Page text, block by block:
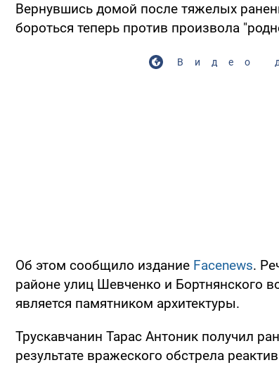
Вернувшись домой после тяжелых
бороться теперь против произвола
Видео
Об этом сообщило издание Facenews.
районе улиц Шевченко и Бортнянского
является памятником архитектуры.
Трускавчанин Тарас Антоник получил
результате вражеского обстрела